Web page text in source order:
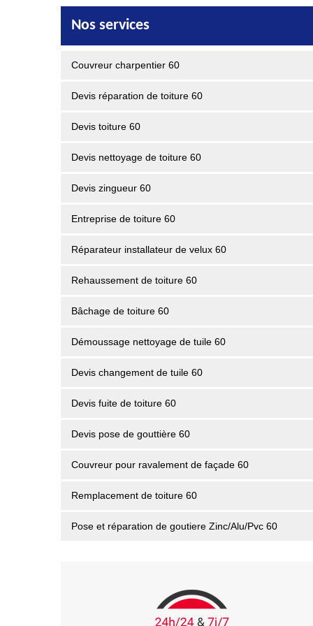
Nos services
Couvreur charpentier 60
Devis réparation de toiture 60
Devis toiture 60
Devis nettoyage de toiture 60
Devis zingueur 60
Entreprise de toiture 60
Réparateur installateur de velux 60
Rehaussement de toiture 60
Bâchage de toiture 60
Démoussage nettoyage de tuile 60
Devis changement de tuile 60
Devis fuite de toiture 60
Devis pose de gouttière 60
Couvreur pour ravalement de façade 60
Remplacement de toiture 60
Pose et réparation de goutiere Zinc/Alu/Pvc 60